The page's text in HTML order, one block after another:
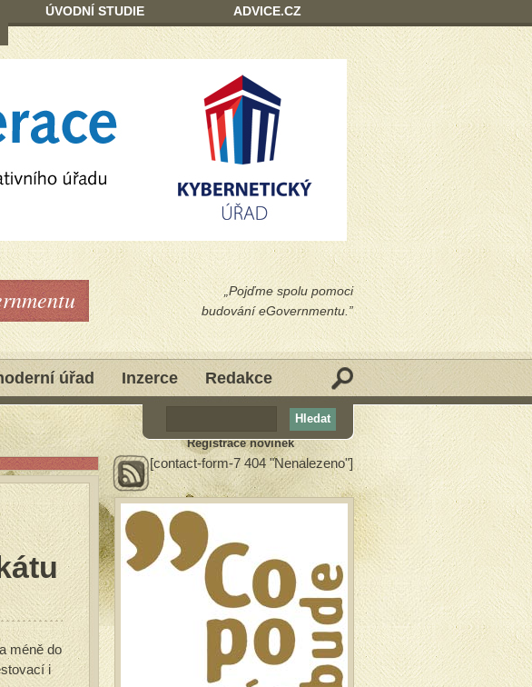
„Pojďme spolu pomoci
budování eGovernmentu.”
úřad Inzerce Redakce
méně do
i
Registrace novinek
[contact-form-7 404 "Nenalezeno"]
ÚVODNÍ STUDIE ADVICE.CZ